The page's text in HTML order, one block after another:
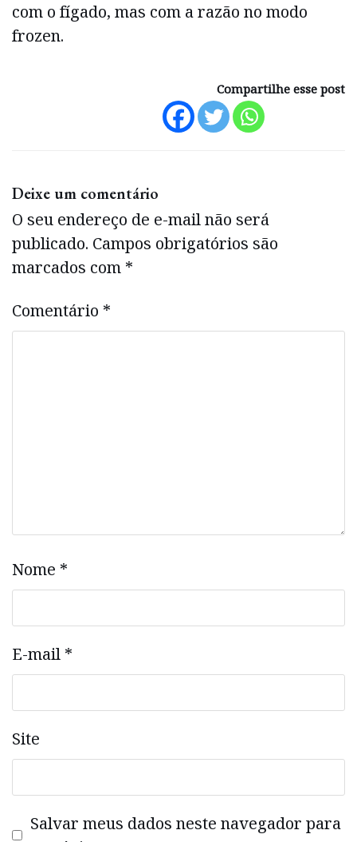
com o fígado, mas com a razão no modo
frozen.
Compartilhe esse post
Deixe um comentário
O seu endereço de e-mail não será
publicado. Campos obrigatórios são
marcados com *
Comentário *
Nome *
E-mail *
Site
Salvar meus dados neste navegador para